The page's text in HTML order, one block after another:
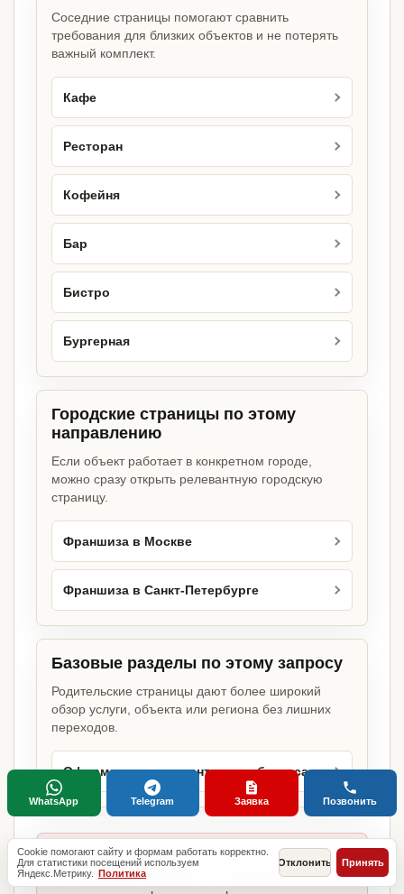
Соседние страницы помогают сравнить
требования для близких объектов и не потерять
важный комплект.
Кафе
Ресторан
Кофейня
Бар
Бистро
Бургерная
Городские страницы по этому
направлению
Если объект работает в конкретном городе,
можно сразу открыть релевантную городскую
страницу.
Франшиза в Москве
Франшиза в Санкт-Петербурге
Базовые разделы по этому запросу
Родительские страницы дают более широкий
обзор услуги, объекта или региона без лишних
переходов.
Оформление документов для бизнеса
Главное отличие:
не копируем шаблоны, а собираем
Cookie помогают сайту и формам работать корректно.
Для статистики посещений используем
Яндекс.Метрику. Политика
Отклонить Принять
WhatsApp Telegram Заявка Позвонить